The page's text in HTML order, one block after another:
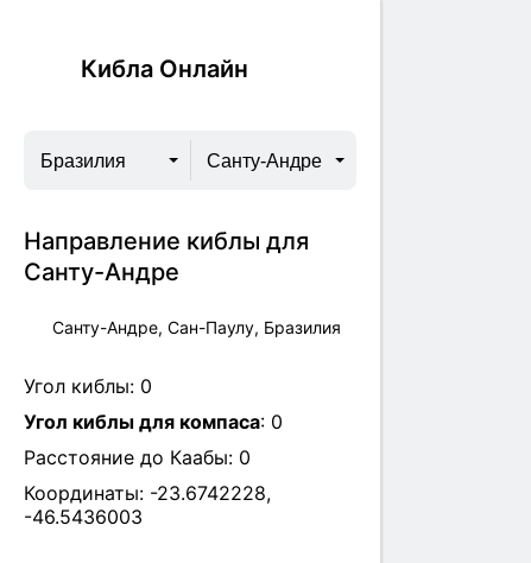
Кибла Онлайн
Бразилия Санту-Андре
Направление киблы для
Санту-Андре
Санту-Андре, Сан-Паулу, Бразилия
Угол киблы: 0
Угол киблы для компаса: 0
Расстояние до Каабы: 0
Координаты: -23.6742228,
-46.5436003